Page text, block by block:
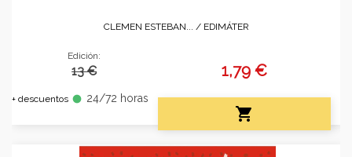
CLEMEN ESTEBAN... / EDIMÁTER
Edición:
13 €
+ descuentos fiber_manual_record 24/72 horas
1,79 €
